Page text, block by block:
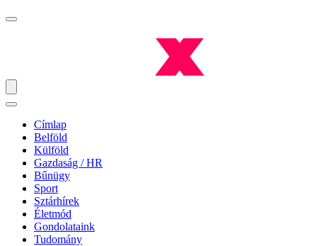
Címlap
Belföld
Külföld
Gazdaság / HR
Bűnügy
Sport
Sztárhírek
Életmód
Gondolataink
Tudomány